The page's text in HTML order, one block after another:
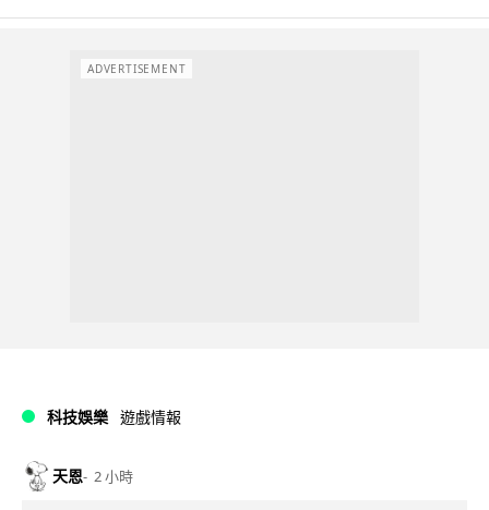
ADVERTISEMENT
科技娛樂 遊戲情報
天恩 2 小時